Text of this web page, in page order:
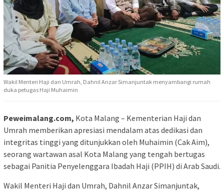
Wakil Menteri Haji dan Umrah, Dahnil Anzar Simanjuntak menyambangi rumah
duka petugas Haji Muhaimin
Peweimalang.com, ​Kota Malang – Kementerian Haji dan
Umrah memberikan apresiasi mendalam atas dedikasi dan
integritas tinggi yang ditunjukkan oleh Muhaimin (Cak Aim),
seorang wartawan asal Kota Malang yang tengah bertugas
sebagai Panitia Penyelenggara Ibadah Haji (PPIH) di Arab Saudi.
​Wakil Menteri Haji dan Umrah, Dahnil Anzar Simanjuntak,